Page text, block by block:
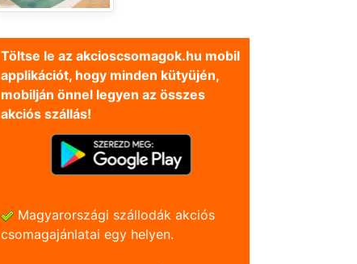
Töltse le az akcioscsomagok.hu mobil
applikációt, hogy minden kütyüjén,
mobilján önnel legyen az összes
akciós szállás!
Magyarországi szállodák akciós
csomagajánlatai egy helyen.